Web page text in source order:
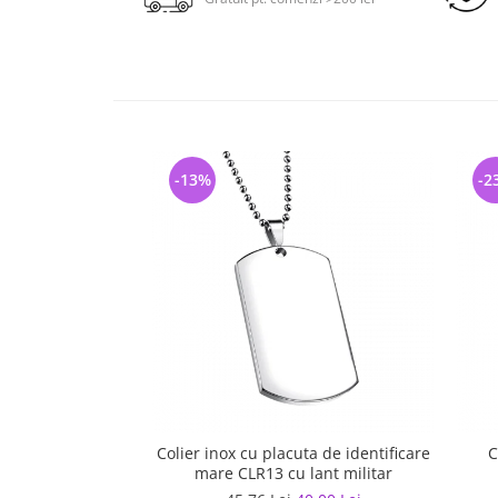
Colier inox cu placuta de identificare
mare CLR13 cu lant militar
-13% -